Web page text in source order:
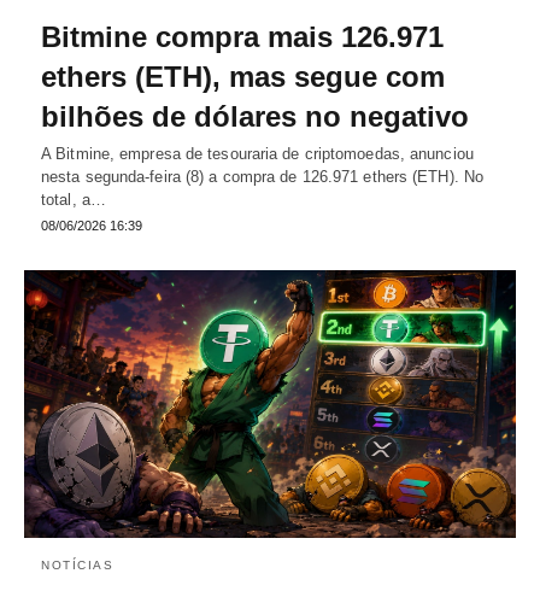
Bitmine compra mais 126.971
ethers (ETH), mas segue com
bilhões de dólares no negativo
A Bitmine, empresa de tesouraria de criptomoedas, anunciou
nesta segunda-feira (8) a compra de 126.971 ethers (ETH). No
total, a…
08/06/2026 16:39
NOTÍCIAS